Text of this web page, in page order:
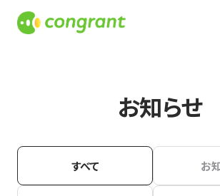
お知らせ
すべて お